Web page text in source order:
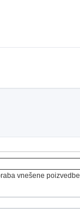
vnešene poizvedbe